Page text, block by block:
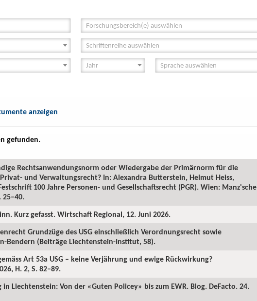
Forschungsbereich(e) auswählen
Schriftenreihe auswählen
anzeigen
gefunden.
Rechtsanwendungsnorm oder Wiedergabe der Primärnorm für die
und Verwaltungsrecht? In: Alexandra Butterstein, Helmut Heiss,
100 Jahre Personen- und Gesellschaftsrecht (PGR). Wien: Manz'sche
Kurz gefasst. Wirtschaft Regional, 12. Juni 2026.
Grundzüge des USG einschließlich Verordnungsrecht sowie
Bendern (Beiträge Liechtenstein-Institut, 58).
Art 53a USG – keine Verjährung und ewige Rückwirkung?
H. 2, S. 82–89.
Liechtenstein: Von der «Guten Policey» bis zum EWR. Blog. DeFacto. 24.